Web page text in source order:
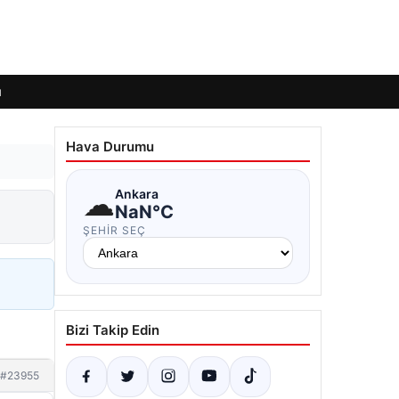
#23955
Hava Durumu
☁Ankara
NaN°C
ŞEHIR SEÇ
Bizi Takip Edin